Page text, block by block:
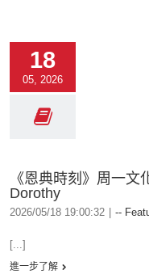
18
05, 2026
《恩典時刻》周一文
Dorothy
2026/05/18 19:00:32 --
[...]
進一步了解